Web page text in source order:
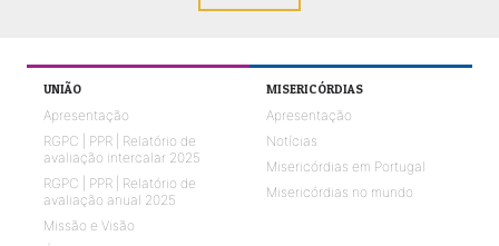
UNIÃO
Apresentação
RGPC | PPR | Relatório de
avaliação intercalar 2025
RGPC | PPR | Relatório de
avaliação anual 2025
Missão e Visão
MISERICÓRDIAS
Apresentação
Notícias
Misericórdias em Portugal
Misericórdias no mundo